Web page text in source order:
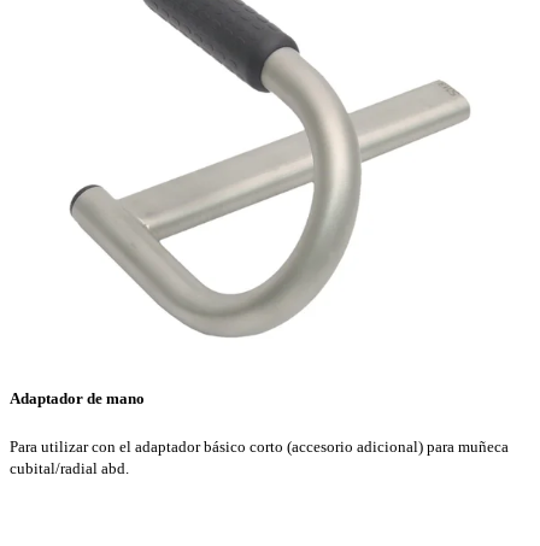
Adaptador de mano
Para utilizar con el adaptador básico corto (accesorio adicional) para muñeca
cubital/radial abd.